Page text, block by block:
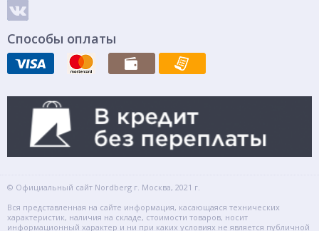
Способы оплаты
© Официальный сайт Nordberg г. Москва, 2021 г.
Вся представленная на сайте информация, касающаяся технических
характеристик, наличия на складе, стоимости товаров, носит
информационный характер и ни при каких условиях не является публичной